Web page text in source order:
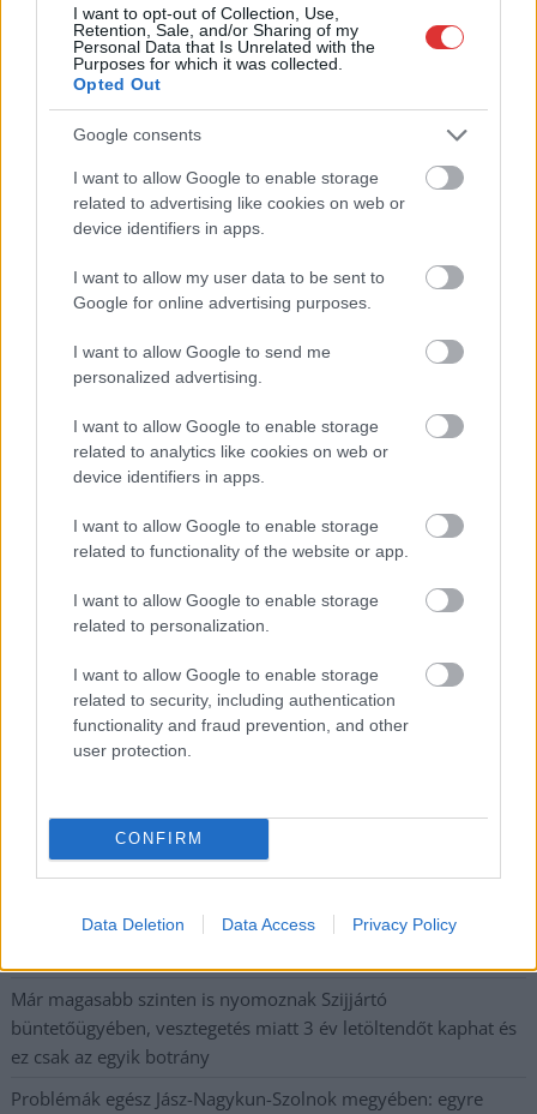
I want to opt-out of Collection, Use,
Retention, Sale, and/or Sharing of my
Personal Data that Is Unrelated with the
Purposes for which it was collected.
Opted Out
Google consents
I want to allow Google to enable storage
related to advertising like cookies on web or
device identifiers in apps.
I want to allow my user data to be sent to
Google for online advertising purposes.
I want to allow Google to send me
personalized advertising.
I want to allow Google to enable storage
related to analytics like cookies on web or
device identifiers in apps.
I want to allow Google to enable storage
related to functionality of the website or app.
I want to allow Google to enable storage
related to personalization.
I want to allow Google to enable storage
related to security, including authentication
functionality and fraud prevention, and other
user protection.
CONFIRM
Data Deletion Data Access Privacy Policy
Adja meg keresztnevét:
meg e-mail címét:
Megismertem és elfogadom a
ot
Nem szeretne lemaradni semmiről? Csak egy kattintás, és hírlevelünk a
postaládájába érkezik!
A SZOL24 legfrissebb 24 cikke
A Tisza Párt Dr. Baka Andrást jelöli köztársasági elnöknek
Óriási, több mint két méteres harcsát fogott a Tiszán a 13 éves
fiú (VIDEÓVAL)
fennakadásokra és pótlóbuszos közlekedésre számítsunk az
egyik Jász-Nagykun-Szolnok megyei vasútvonalon
Visszaszámlálás indul: -1, 0, Sziget!
Magyarország jobban látszik közelről – heti médiaszemle a
Már magasabb szinten is nyomoznak Szijjártó
büntetőügyében, vesztegetés miatt 3 év letöltendőt kaphat és
ez csak az egyik botrány
Problémák egész Jász-Nagykun-Szolnok megyében: egyre